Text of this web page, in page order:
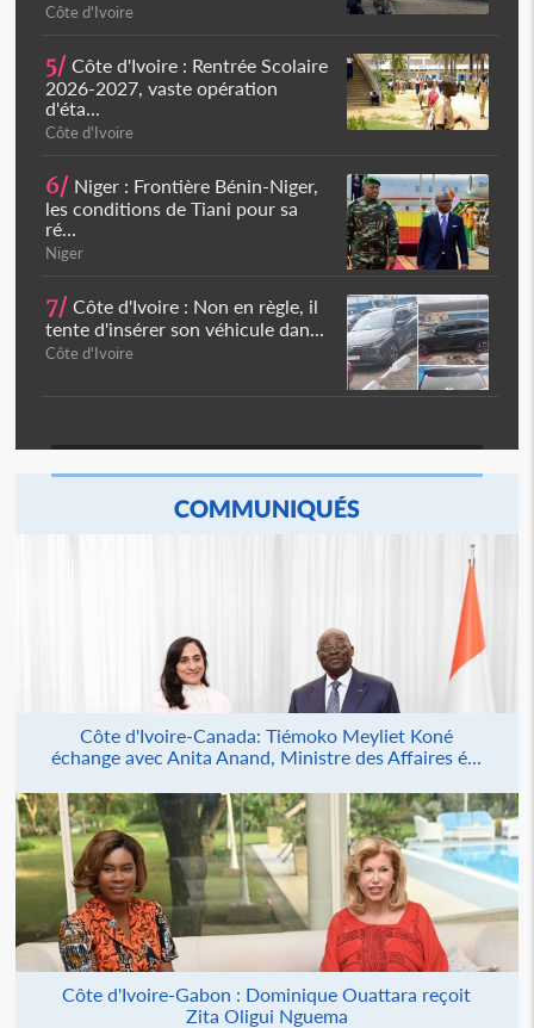
Côte d'Ivoire
5/ Côte d'Ivoire : Rentrée Scolaire
2026-2027, vaste opération
d'éta...
Côte d'Ivoire
6/ Niger : Frontière Bénin-Niger,
les conditions de Tiani pour sa
ré...
Niger
7/ Côte d'Ivoire : Non en règle, il
tente d'insérer son véhicule dan...
Côte d'Ivoire
COMMUNIQUÉS
Côte d'Ivoire-Canada: Tiémoko Meyliet Koné
échange avec Anita Anand, Ministre des Affaires é...
Côte d'Ivoire-Gabon : Dominique Ouattara reçoit
Zita Oligui Nguema